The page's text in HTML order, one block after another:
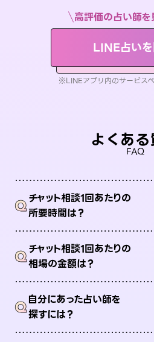
高評価の占い師を
LINE占い
※LINEアプリ内のサービス
よくあFAQ
Qチャット相談1回あたりの
所要時間は？
Qチャット相談1回あたりの
相場の金額は？
Q自分にあった占い師を
探すには？